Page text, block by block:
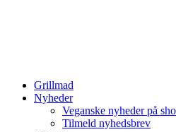
Grillmad
Nyheder
Veganske nyheder på
Tilmeld nyhedsbrev